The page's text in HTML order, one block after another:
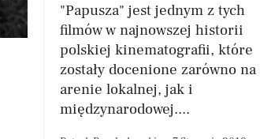
"Papusza" jest jednym z tych
filmów w najnowszej historii
polskiej kinematografii, które
zostały docenione zarówno na
arenie lokalnej, jak i
międzynarodowej....